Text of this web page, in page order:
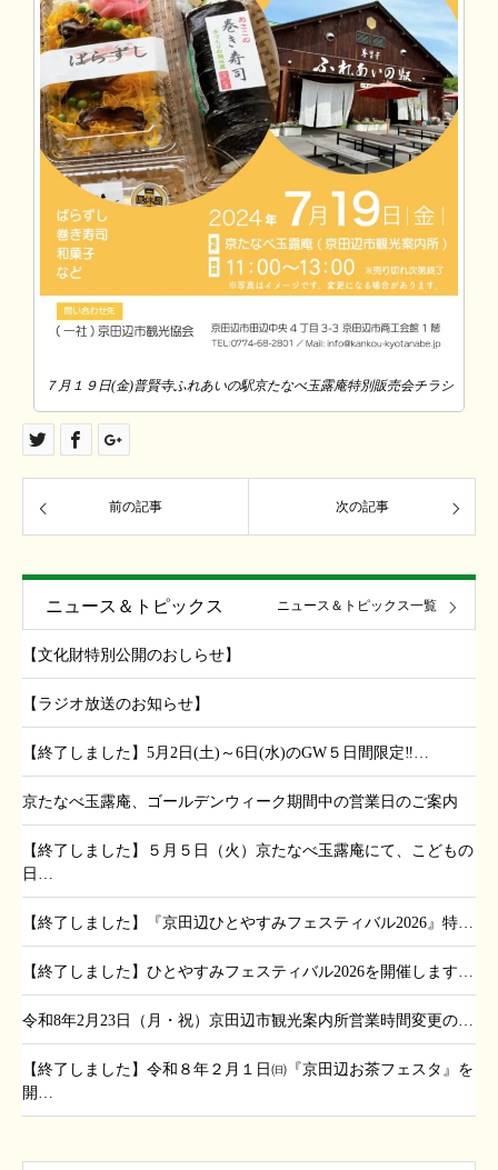
７月１９日(金)普賢寺ふれあいの駅京たなべ玉露庵特別販売会チラシ
前の記事 次の記事
ニュース＆トピックス
【文化財特別公開のおしらせ】
【ラジオ放送のお知らせ】
【終了しました】5月2日(土)～6日(水)のGW５日間限定‼…
京たなべ玉露庵、ゴールデンウィーク期間中の営業日のご案内
【終了しました】５月５日（火）京たなべ玉露庵にて、こどもの
日…
【終了しました】『京田辺ひとやすみフェスティバル2026』特…
【終了しました】ひとやすみフェスティバル2026を開催します…
令和8年2月23日（月・祝）京田辺市観光案内所営業時間変更の…
【終了しました】令和８年２月１日㈰『京田辺お茶フェスタ』を
開…
ニュース＆トピックス一覧